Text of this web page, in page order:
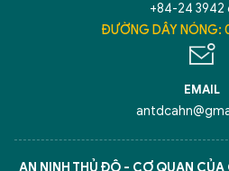
+84-24 3942
ĐƯỜNG DÂY NÓNG:
EMAIL
AN NINH THỦ ĐÔ - CƠ QUAN CỦA